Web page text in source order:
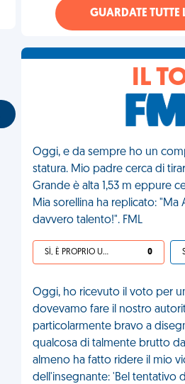
GUARDATE TUTTE
IL
Oggi, e da sempre ho un
statura. Mio padre cerca di
Grande è alta 1,53 m eppure
Mia sorellina ha replicato: "Ma
davvero talento!". FML
SÌ, È PROPRIO UNA VDM! 0
Oggi, ho ricevuto il voto per
dovevamo fare il nostro
particolarmente bravo a
qualcosa di talmente brutto
almeno ha fatto ridere il mio
dell'insegnante: 'Bel tentativo